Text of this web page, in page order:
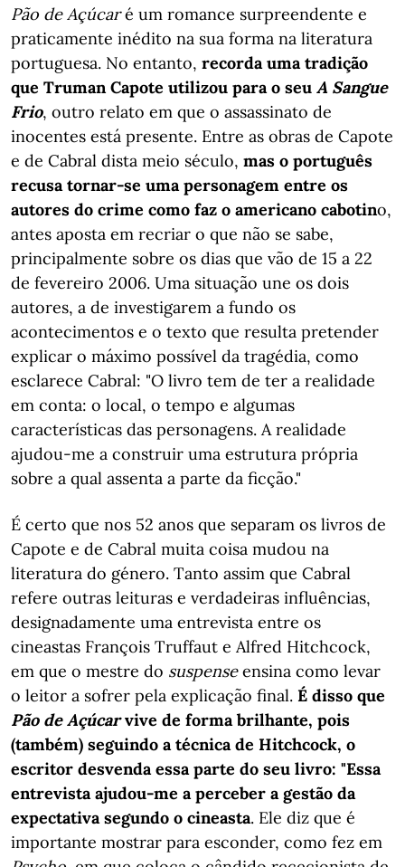
Pão de Açúcaré um romance surpreendente e
praticamente inédito na sua forma na literatura
portuguesa. No entanto, recorda uma tradição
que Truman Capote utilizou para o seu A Sangue
Frio, outro relato em que o assassinato de
inocentes está presente. Entre as obras de Capote
e de Cabral dista meio século, mas o português
recusa tornar-se uma personagem entre os
autores do crime como faz o americano cabotino,
antes aposta em recriar o que não se sabe,
principalmente sobre os dias que vão de 15 a 22
de fevereiro 2006. Uma situação une os dois
autores, a de investigarem a fundo os
acontecimentos e o texto que resulta pretender
explicar o máximo possível da tragédia, como
esclarece Cabral: "O livro tem de ter a realidade
em conta: o local, o tempo e algumas
características das personagens. A realidade
ajudou-me a construir uma estrutura própria
sobre a qual assenta a parte da ficção."
É certo que nos 52 anos que separam os livros de
Capote e de Cabral muita coisa mudou na
literatura do género. Tanto assim que Cabral
refere outras leituras e verdadeiras influências,
designadamente uma entrevista entre os
cineastas François Truffaut e Alfred Hitchcock,
em que o mestre do suspenseensina como levar
o leitor a sofrer pela explicação final. É disso que
Pão de Açúcarvive de forma brilhante, pois
(também) seguindo a técnica de Hitchcock, o
escritor desvenda essa parte do seu livro: "Essa
entrevista ajudou-me a perceber a gestão da
expectativa segundo o cineasta. Ele diz que é
importante mostrar para esconder, como fez em